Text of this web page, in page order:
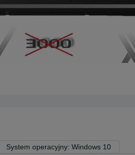
System operacyjny: Windows 10